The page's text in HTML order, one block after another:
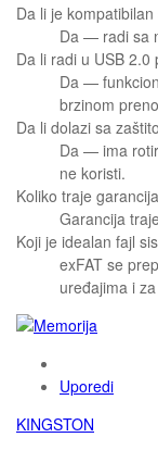
Da li je
Da — radi sa
Da li radi u USB 2.0
Da —
brzinom
Da li dolazi sa
Da — ima
ne koristi.
Koliko traje
Garancija
Koji je idealan fajl
exFAT se
uređajima i
Uporedi
KINGSTON